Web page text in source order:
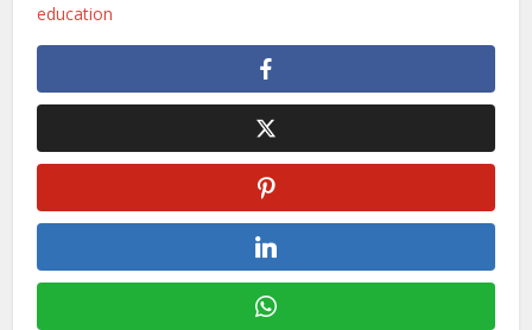
education